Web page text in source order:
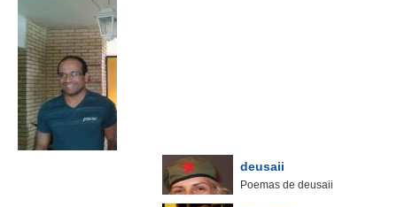
deusaii
Poemas de deusaii